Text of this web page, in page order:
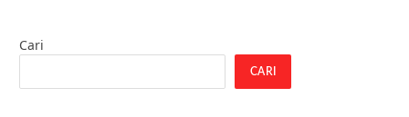
Cari
CARI